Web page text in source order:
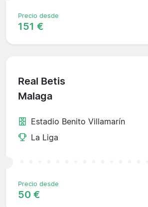
Precio desde
151 €
Real Betis
Malaga
Estadio Benito Villamarín
La Liga
Precio desde
50 €